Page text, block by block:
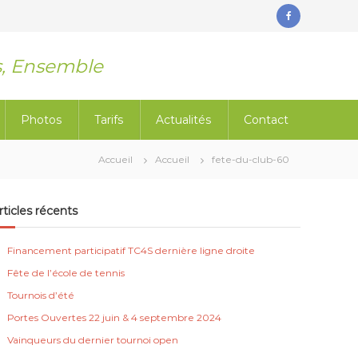
f
Ensemble
Photos Tarifs Actualités Contact
Accueil Accueil fete-du-club-60
récents
Financement participatif TC4S dernière ligne droite
Fête de l’école de tennis
Tournois d’été
Portes Ouvertes 22 juin & 4 septembre 2024
Vainqueurs du dernier tournoi open